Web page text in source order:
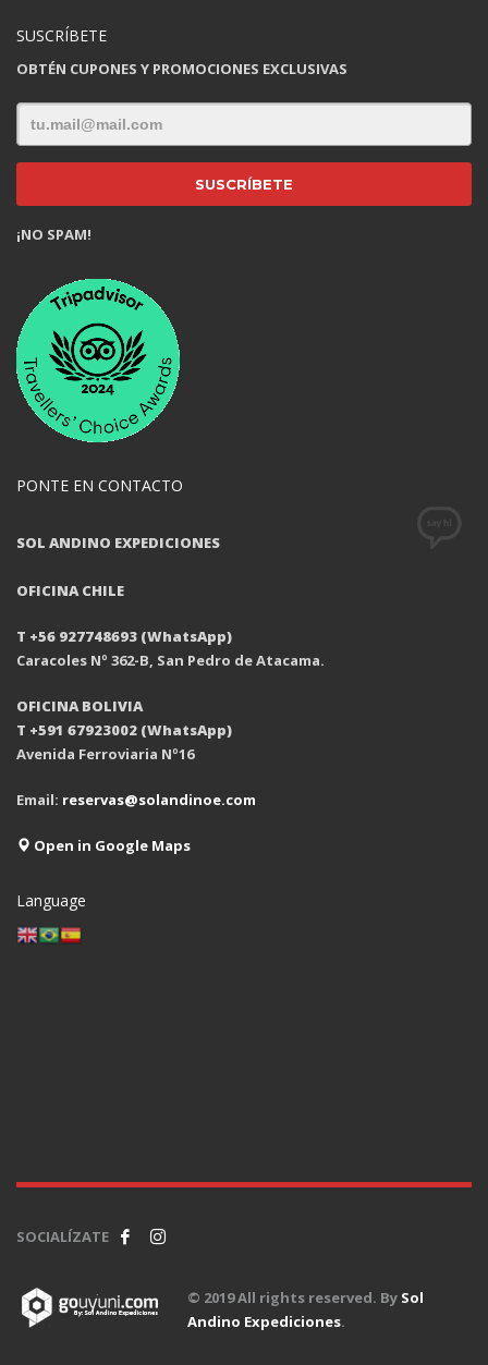
SUSCRÍBETE
OBTÉN CUPONES Y PROMOCIONES EXCLUSIVAS
¡NO SPAM!
PONTE EN CONTACTO
SOL ANDINO EXPEDICIONES
OFICINA CHILE
T +56 927748693 (WhatsApp)
Caracoles Nº 362-B, San Pedro de Atacama.
OFICINA BOLIVIA
T +591 67923002 (WhatsApp)
Avenida Ferroviaria Nº16
Email: reservas@solandinoe.com
Open in Google Maps
Language
SOCIALÍZATE
© 2019 All rights reserved. By Sol
Andino Expediciones.